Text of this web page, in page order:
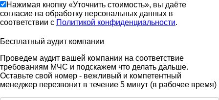
Нажимая кнопку «Уточнить стоимость», вы даёте
согласие на обработку персональных данных в
соответствии с Политикой конфиденциальности.
Бесплатный аудит компании
Проведем аудит вашей компании на соответствие
требованиям МЧС и подскажем что делать дальше.
Оставьте свой номер - вежливый и компетентный
менеджер перезвонит в течение 5 минут (в рабочее время)